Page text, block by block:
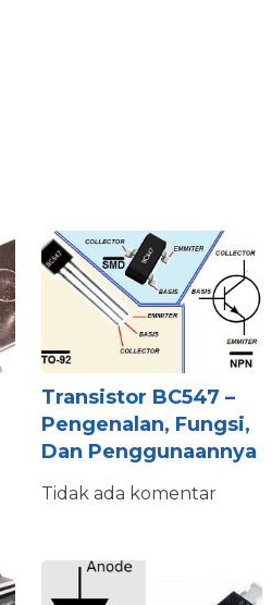
Transistor BC547 –
Pengenalan, Fungsi,
Dan Penggunaannya
Tidak ada komentar